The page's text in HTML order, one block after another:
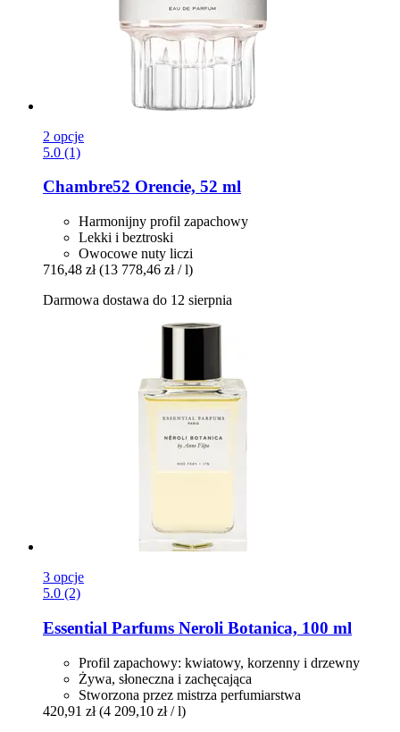
2 opcje
5.0 (1)
Chambre52 Orencie, 52 ml
Harmonijny profil zapachowy
Lekki i beztroski
Owocowe nuty liczi
716,48 zł (13 778,46 zł / l)
Darmowa dostawa do 12 sierpnia
3 opcje
5.0 (2)
Essential Parfums Neroli Botanica, 100 ml
Profil zapachowy: kwiatowy, korzenny i drzewny
Żywa, słoneczna i zachęcająca
Stworzona przez mistrza perfumiarstwa
420,91 zł (4 209,10 zł / l)